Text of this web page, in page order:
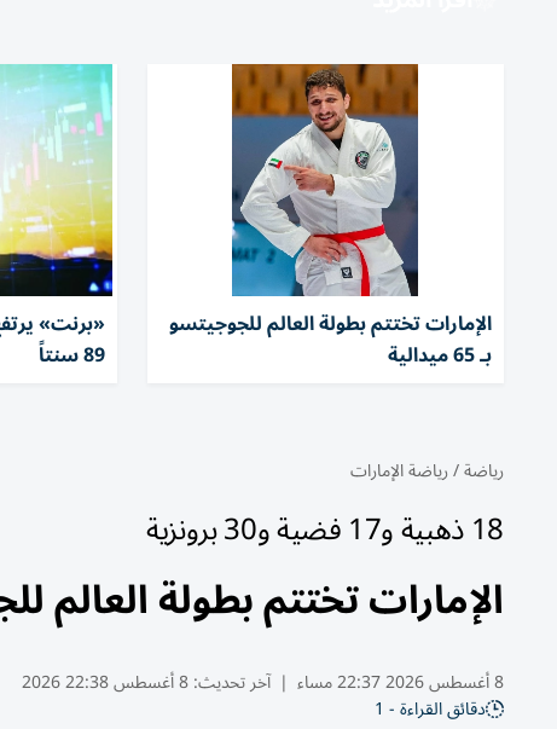
الإمارات تختتم بطولة العالم للجوجيتسو
بـ 65 ميدالية
«برنت»
89 سنتاً
رياضة/رياضة الإمارات
18 ذهبية و17 فضية و30 برونزية
الإمارات تختتم بطولة العالم
8 أغسطس 2026 22:37 مساء | آخر تحديث:8 أغسطس 22:38 2026
دقائق القراءة - 1